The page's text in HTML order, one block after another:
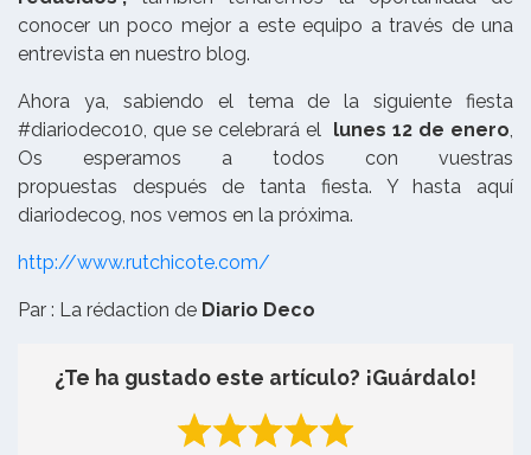
conocer un poco mejor a este equipo a través de una
entrevista en nuestro blog.
Ahora ya, sabiendo el tema de la siguiente fiesta
#diariodeco10, que se celebrará el lunes 12 de enero,
Os esperamos a todos con vuestras
propuestas después de tanta fiesta. Y hasta aquí
diariodeco9, nos vemos en la próxima.
http://www.rutchicote.com/
Par : La rédaction de Diario Deco
¿Te ha gustado este artículo? ¡Guárdalo!